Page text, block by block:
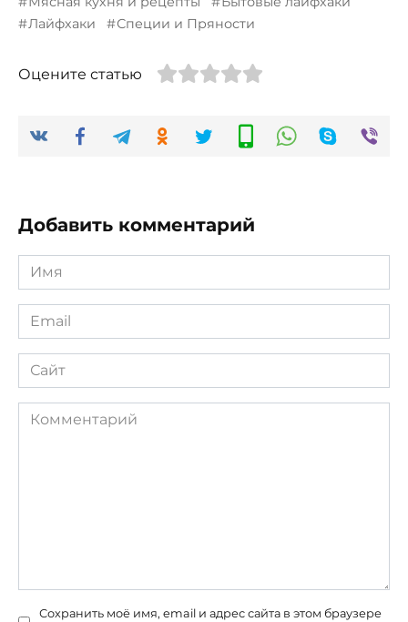
Лайфхаки
Специи и Пряности
Оцените статью
Добавить комментарий
Имя
*
Email
*
Сайт
Комментарий
Сохранить моё имя, email и адрес сайта в этом браузере